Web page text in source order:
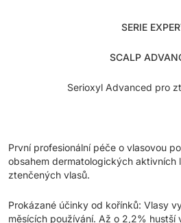
SERIE
SCALP
Serioxyl Advanced pro
První profesionální péče o vlasovou
obsahem dermatologických aktivních
ztenčených vlasů.
Prokázané účinky od kořínků: Vlasy
měsících používání. Až o 2,2% hustší